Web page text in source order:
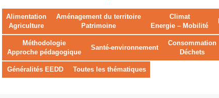
Alimentation
Agriculture
Aménagement du territoire
Patrimoine
Climat
Energie – Mobilité
Méthodologie
Approche pédagogique
Santé-environnement
Consommation
Déchets
Généralités EEDD Toutes les thématiques